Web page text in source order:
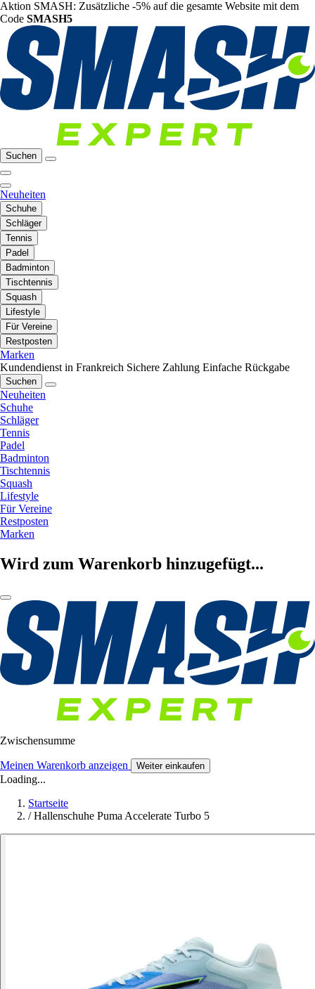
Aktion SMASH: Zusätzliche -5% auf die gesamte Website mit dem
Code SMASH5
Suchen
Neuheiten
Schuhe
Schläger
Tennis
Padel
Badminton
Tischtennis
Squash
Lifestyle
Für Vereine
Restposten
Marken
Kundendienst in Frankreich Sichere Zahlung Einfache Rückgabe
Suchen
Neuheiten
Schuhe
Schläger
Tennis
Padel
Badminton
Tischtennis
Squash
Lifestyle
Für Vereine
Restposten
Marken
Wird zum Warenkorb hinzugefügt...
Zwischensumme
Meinen Warenkorb anzeigen Weiter einkaufen
Loading...
Startseite
/ Hallenschuhe Puma Accelerate Turbo 5